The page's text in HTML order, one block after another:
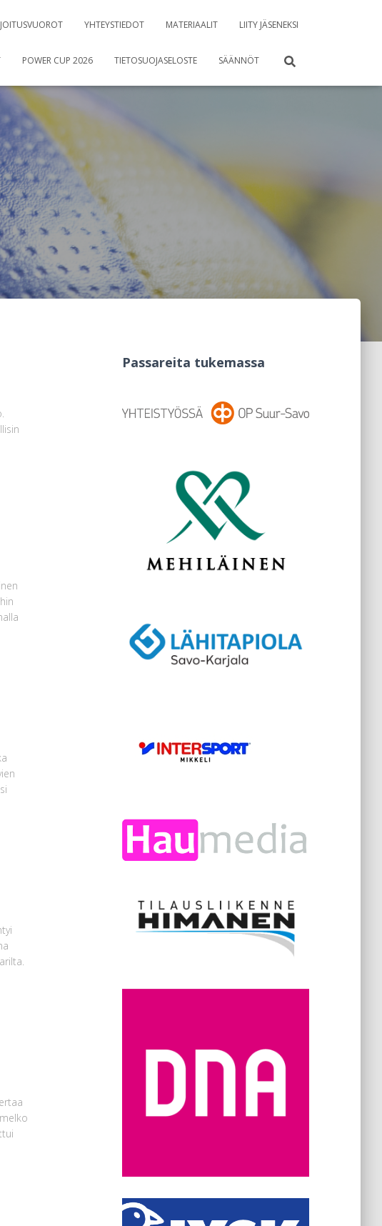
YHTEYSTIEDOT MATERIAALIT LIITY JÄSENEKSI
POWER CUP 2026 TIETOSUOJASELOSTE SÄÄNNÖT
Passareita tukemassa